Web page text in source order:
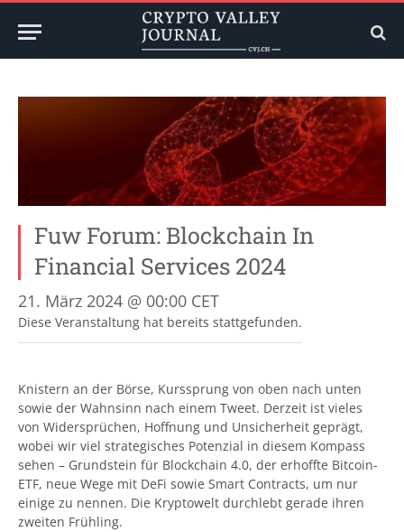
Fuw Forum: Blockchain In
Financial Services 2024
21. März 2024 @ 00:00 CET
Diese Veranstaltung hat bereits stattgefunden.
Knistern an der Börse, Kurssprung von oben nach unten
sowie der Wahnsinn nach einem Tweet. Derzeit ist vieles
von Widersprüchen, Hoffnung und Unsicherheit geprägt,
wobei wir viel strategisches Potenzial in diesem Kompass
sehen – Grundstein für Blockchain 4.0, der erhoffte Bitcoin-
ETF, neue Wege mit DeFi sowie Smart Contracts, um nur
einige zu nennen. Die Kryptowelt durchlebt gerade ihren
zweiten Frühling.